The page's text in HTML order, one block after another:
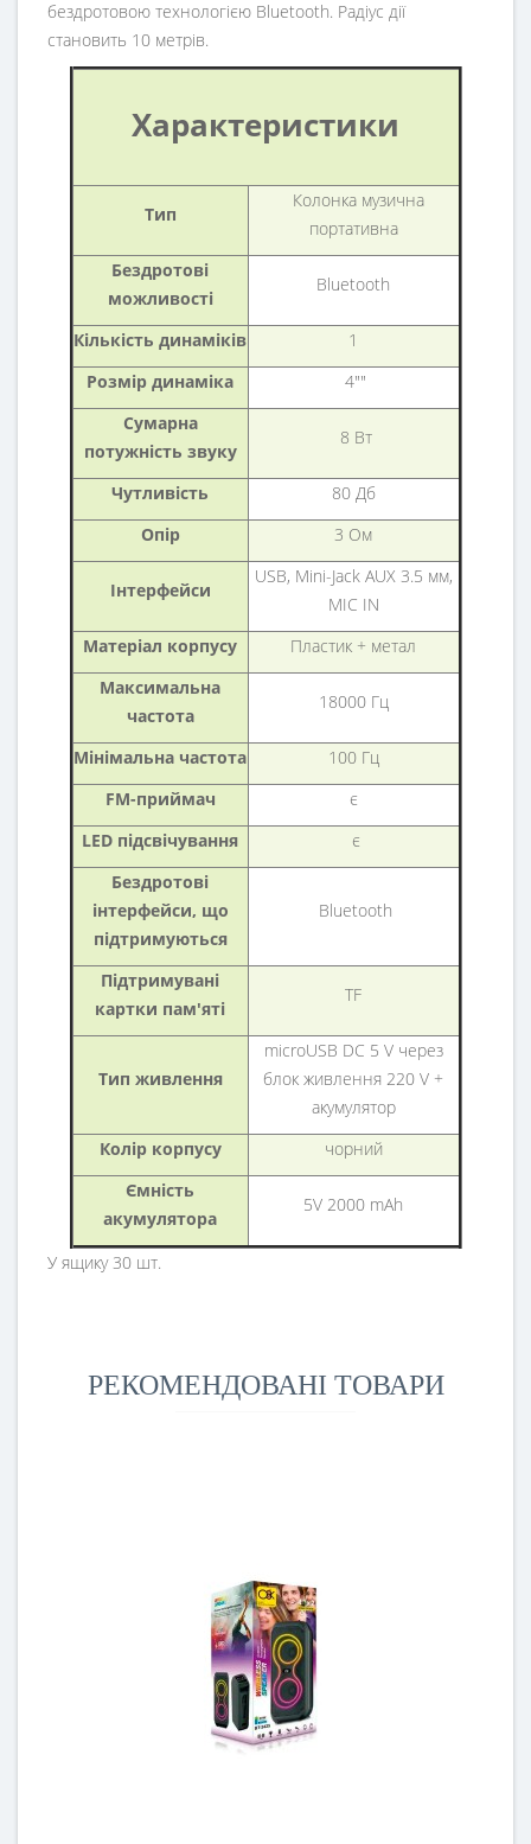
бездротовою технологією Bluetooth. Радіус дії
становить 10 метрів.
Характеристики
Тип
Колонка музична
портативна
Бездротові
можливості
Bluetooth
Кількість динаміків
1
Розмір динаміка
4""
Сумарна
потужність звуку
8 Вт
Чутливість
80 Дб
Опір
3 Ом
Інтерфейси
USB, Mini-Jack AUX 3.5 мм,
MIC IN
Матеріал корпусу
Пластик + метал
Максимальна
частота
18000 Гц
Мінімальна частота
100 Гц
FM-приймач
є
LED підсвічування
є
Бездротові
інтерфейси, що
підтримуються
Bluetooth
Підтримувані
картки пам'яті
TF
Тип живлення
microUSB DC 5 V через
блок живлення 220 V +
акумулятор
Колір корпусу
чорний
Ємність
акумулятора
5V 2000 mAh
У ящику 30 шт.
РЕКОМЕНДОВАНІ ТОВАРИ